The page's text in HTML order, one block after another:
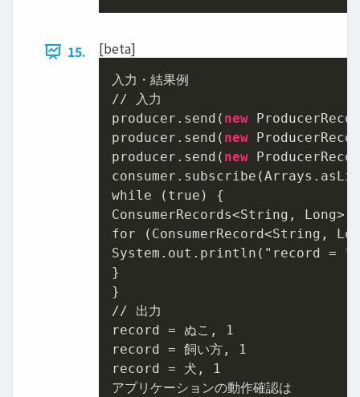
15. [beta]
// 入力
producer.send( new
producer.send( new
producer.send( new
while (true) {
ConsumerRecords<String,
for (ConsumerRecord<String,
System.out.println("record = "
}
}
// 出力
record = ぬこ, 1
record = 飼い方, 1
record = 犬, 1
アプリケーションの動作確認は